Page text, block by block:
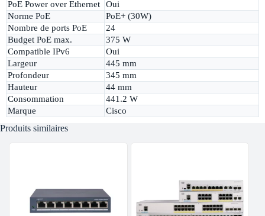
PoE Power over Ethernet
Oui
Norme PoE
PoE+ (30W)
Nombre de ports PoE
24
Budget PoE max.
375 W
Compatible IPv6
Oui
Largeur
445 mm
Profondeur
345 mm
Hauteur
44 mm
Consommation
441.2 W
Marque
Cisco
Produits similaires